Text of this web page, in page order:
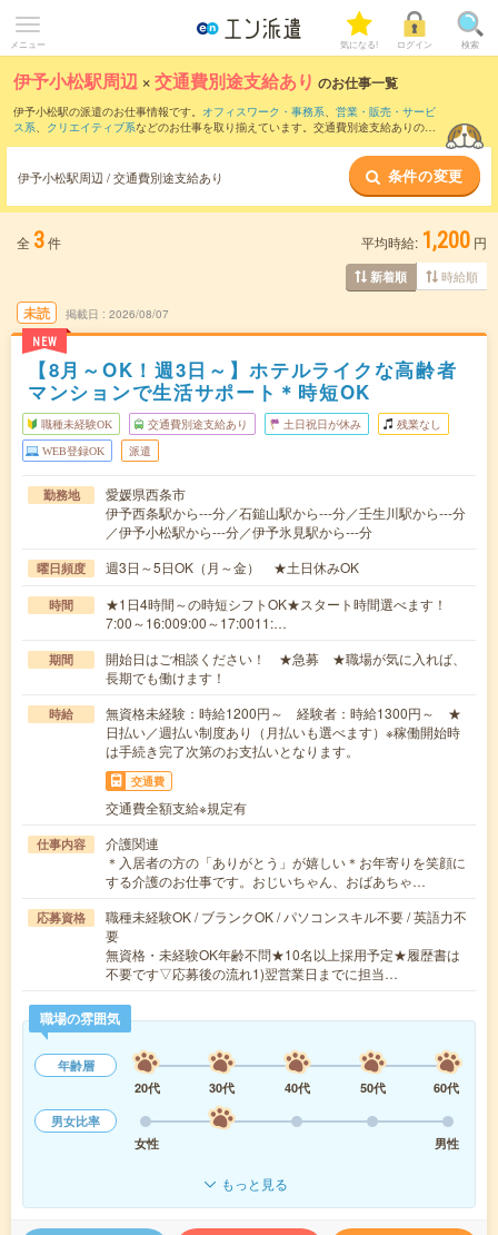
メニュー 気になる! ログイン 検索
伊予小松駅周辺 ×交通費別途支給あり のお仕事一覧
伊予小松駅の派遣のお仕事情報です。 オフィスワーク・事務系、 営業・販売・サービ
ス系、 クリエイティブ系などのお仕事を取り揃えています。交通費別途支給ありの条
伊予小松駅周辺 / 交通費別途支給あり 条件の変更
全 3件 平均時給: 1,200 円
新着順 時給順
未読
NEW
掲載日 2026/08/07
【8月～OK！週3日～】ホテルライクな高齢者
マンションで生活サポート＊時短OK
職種未経験OK 交通費別途支給あり 土日祝日が休み 残業なし
WEB登録OK 派遣
勤務地
愛媛県西条市
伊予西条駅から---分／石鎚山駅から---分／壬生川駅から---分
／伊予小松駅から---分／伊予氷見駅から---分
曜日頻度 週3日～5日OK（月～金） ★土日休みOK
時間
★1日4時間～の時短シフトOK★スタート時間選べます！
7:00～16:009:00～17:0011:…
期間
開始日はご相談ください！ ★急募 ★職場が気に入れば、
長期でも働けます！
時給
無資格未経験：時給1200円～ 経験者：時給1300円～ ★
日払い／週払い制度あり（月払いも選べます）※稼働開始時
は手続き完了次第のお支払いとなります。
交通費
交通費全額支給※規定有
仕事内容
介護関連
＊入居者の方の「ありがとう」が嬉しい＊お年寄りを笑顔に
する介護のお仕事です。おじいちゃん、おばあちゃ…
応募資格
職種未経験OK / ブランクOK / パソコンスキル不要 / 英語力不
要
無資格・未経験OK年齢不問★10名以上採用予定★履歴書は
不要です▽応募後の流れ1)翌営業日までに担当…
職場の雰囲気
年齢層
20代
30代 40代 50代
60代
男女比率
女性
男性
もっと見る